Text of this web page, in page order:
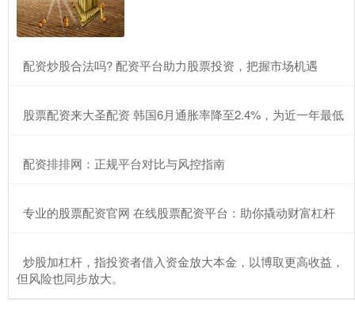
​配资炒股合法吗? 配资平台助力股票投资，把握市场机遇
​股票配资来大圣配资 韩国6月通胀率降至2.4%，为近一年最低
​配资排排网：正规平台对比与风控指南
​专业的股票配资官网 在线股票配资平台：助你撬动财富杠杆
​炒股加杠杆，指投资者借入资金放大本金，以博取更高收益，
但风险也同步放大。